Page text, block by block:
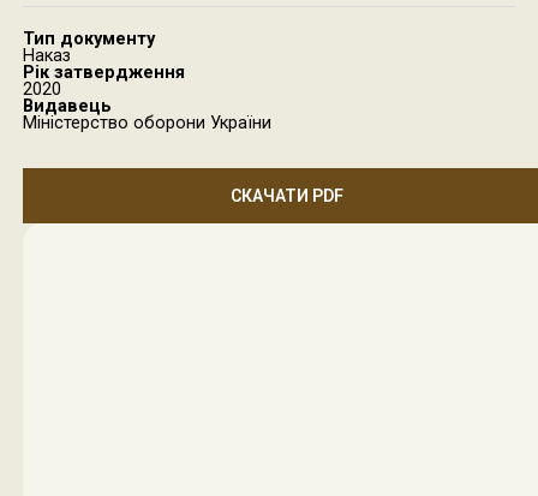
Тип документу
Наказ
Рік затвердження
2020
Видавець
Міністерство оборони України
СКАЧАТИ PDF